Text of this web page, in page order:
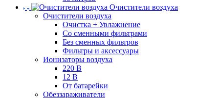
Очистители воздуха
Очистители воздуха
Очистка + Увлажнение
Cо сменными фильтрами
Без сменных фильтров
Фильтры и аксессуары
Ионизаторы воздуха
220 В
12 В
От батарейки
Обеззараживатели